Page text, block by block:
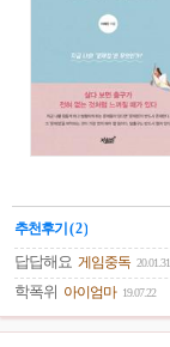
추천후기 ( 2 )
답답해요 게임중독 20.01.31
학폭위 아이엄마 19.07.22